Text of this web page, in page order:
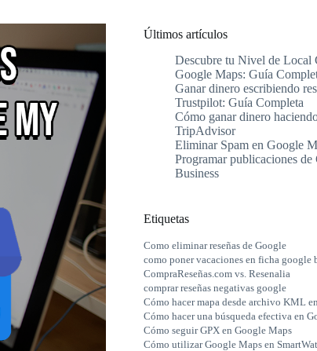
Últimos artículos
Descubre tu Nivel de Local
Google Maps: Guía
Ganar dinero escribiendo
Trustpilot: Guía Completa
Cómo ganar dinero
TripAdvisor
Eliminar Spam en Google
Programar publicaciones
Business
Etiquetas
Como eliminar reseñas de Google
como poner vacaciones en ficha google
CompraReseñas.com vs. Resenalia
comprar reseñas negativas google
Cómo hacer mapa desde archivo KML
Cómo hacer una búsqueda efectiva en
Cómo seguir GPX en Google Maps
Cómo utilizar Google Maps en